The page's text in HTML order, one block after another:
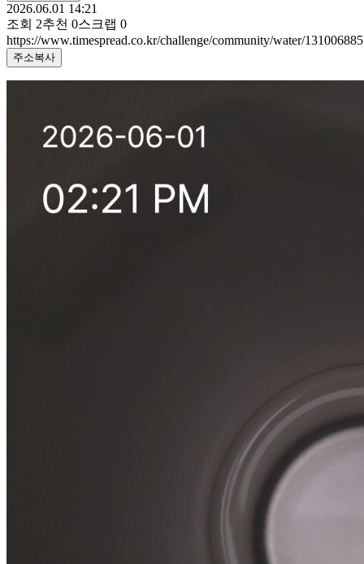
2026.06.01 14:21
조회 2추천 0스크랩 0
https://www.timespread.co.kr/challenge/community/water/131006885
주소복사